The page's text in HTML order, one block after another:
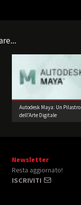
Autodesk Maya: Un Pilastro
dell’Arte Digitale
Newsletter
Resta aggiornato!
ISCRIVITI